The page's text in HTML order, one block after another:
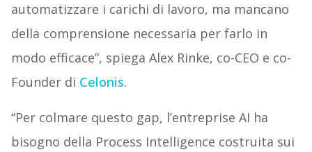
automatizzare i carichi di lavoro, ma mancano
della comprensione necessaria per farlo in
modo efficace”, spiega Alex Rinke, co-CEO e co-
Founder di Celonis.
“Per colmare questo gap, l’entreprise AI ha
bisogno della Process Intelligence costruita sui